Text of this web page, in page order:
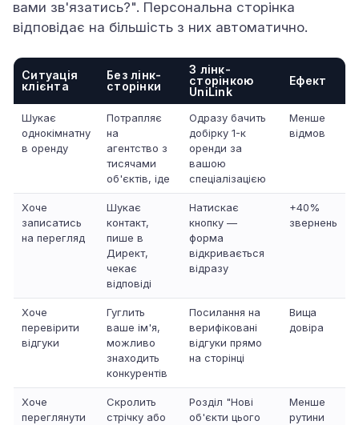
вами зв'язатись?". Персональна сторінка
відповідає на більшість з них автоматично.
Ситуація
клієнта
Без лінк-
сторінки
З лінк-
сторінкою
UniLink
Ефект
Шукає
однокімнатну
в оренду
Потрапляє
на
агентство з
тисячами
об'єктів, іде
Одразу бачить
добірку 1-к
оренди за
вашою
спеціалізацією
Менше
відмов
Хоче
записатись
на перегляд
Шукає
контакт,
пише в
Директ,
чекає
відповіді
Натискає
кнопку —
форма
відкривається
відразу
+40%
звернень
Хоче
перевірити
відгуки
Гуглить
ваше ім'я,
можливо
знаходить
конкурентів
Посилання на
верифіковані
відгуки прямо
на сторінці
Вища
довіра
Хоче
переглянути
Скролить
стрічку або
Розділ "Нові
об'єкти цього
Менше
рутини